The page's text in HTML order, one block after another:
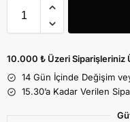
10.000 ₺ Üzeri Siparişleriniz
14 Gün İçinde Değişim
15.30’a Kadar Verilen